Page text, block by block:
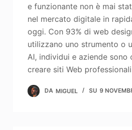
e funzionante non è mai
nel mercato digitale in
oggi. Con 93% di web
utilizzano uno strumento o
AI, individui e aziende sono
creare siti Web
DA MIGUEL SU 9